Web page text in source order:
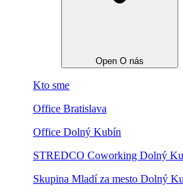
Open O nás
Kto sme
Office Bratislava
Office Dolný Kubín
STREDCO Coworking Dolný
Skupina Mladí za mesto Dolný